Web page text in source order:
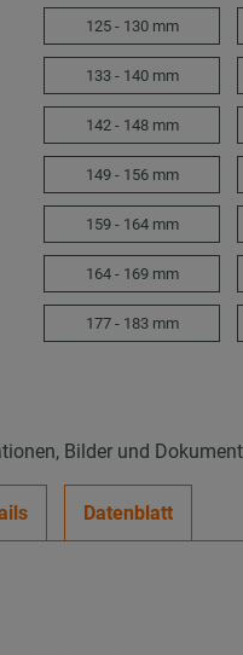
125 - 130 mm
133 - 140 mm
142 - 148 mm
149 - 156 mm
159 - 164 mm
164 - 169 mm
177 - 183 mm
Bilder und
Datenblatt